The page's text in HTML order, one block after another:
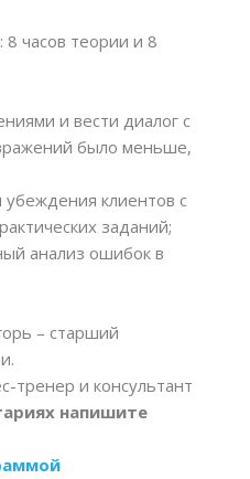
часов теории и 8
и вести диалог с
было меньше,
убеждения клиентов с
заданий;
анализ ошибок в
– старший
тренер и консультант
напишите